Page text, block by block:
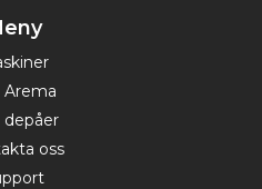
Arema
depåer
oss